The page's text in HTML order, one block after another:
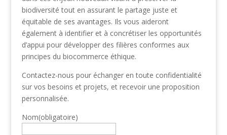
biodiversité tout en assurant le partage juste et
équitable de ses avantages. Ils vous aideront
également à identifier et à concrétiser les opportunités
d’appui pour développer des filières conformes aux
principes du biocommerce éthique.
Contactez-nous pour échanger en toute confidentialité
sur vos besoins et projets, et recevoir une proposition
personnalisée.
Nom(obligatoire)